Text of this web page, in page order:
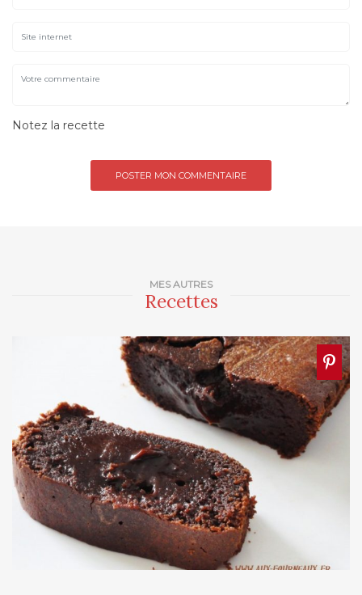
MES AUTRES
Recettes
Notez la recette